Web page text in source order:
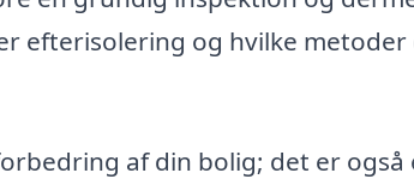
efterisolering og hvilke metoder
af din bolig; det er også